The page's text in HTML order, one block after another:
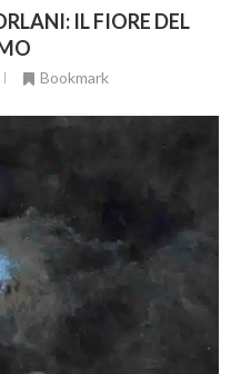
IL FIORE DEL
Bookmark